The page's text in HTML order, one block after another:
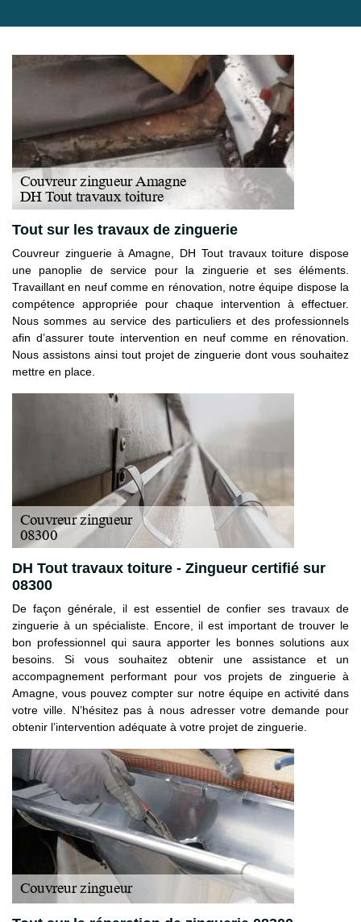
Tout sur les travaux de zinguerie
Couvreur zinguerie à Amagne, DH Tout travaux toiture dispose
une panoplie de service pour la zinguerie et ses éléments.
Travaillant en neuf comme en rénovation, notre équipe dispose la
compétence appropriée pour chaque intervention à effectuer.
Nous sommes au service des particuliers et des professionnels
afin d’assurer toute intervention en neuf comme en rénovation.
Nous assistons ainsi tout projet de zinguerie dont vous souhaitez
mettre en place.
DH Tout travaux toiture - Zingueur certifié sur
08300
De façon générale, il est essentiel de confier ses travaux de
zinguerie à un spécialiste. Encore, il est important de trouver le
bon professionnel qui saura apporter les bonnes solutions aux
besoins. Si vous souhaitez obtenir une assistance et un
accompagnement performant pour vos projets de zinguerie à
Amagne, vous pouvez compter sur notre équipe en activité dans
votre ville. N’hésitez pas à nous adresser votre demande pour
obtenir l’intervention adéquate à votre projet de zinguerie.